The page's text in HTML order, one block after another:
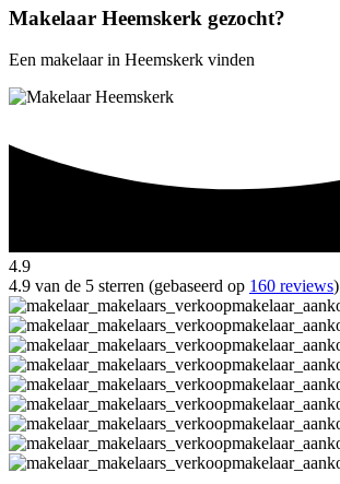
Makelaar Heemskerk gezocht?
Een makelaar in Heemskerk vinden
4.9
4.9 van de 5 sterren (gebaseerd op 160 reviews)